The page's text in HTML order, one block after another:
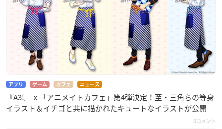
アプリ ゲーム カフェ ニュース
『A3!』ｘ「アニメイトカフェ」第4弾決定！至・三角らの等身
イラスト＆イチゴと共に描かれたキュートなイラストが公開
5コメント